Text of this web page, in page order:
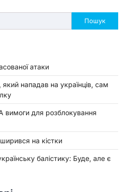
Пошук
атаки
який нападав на українців, сам
вимоги для розблокування
на кістки
балістику: Буде, але є